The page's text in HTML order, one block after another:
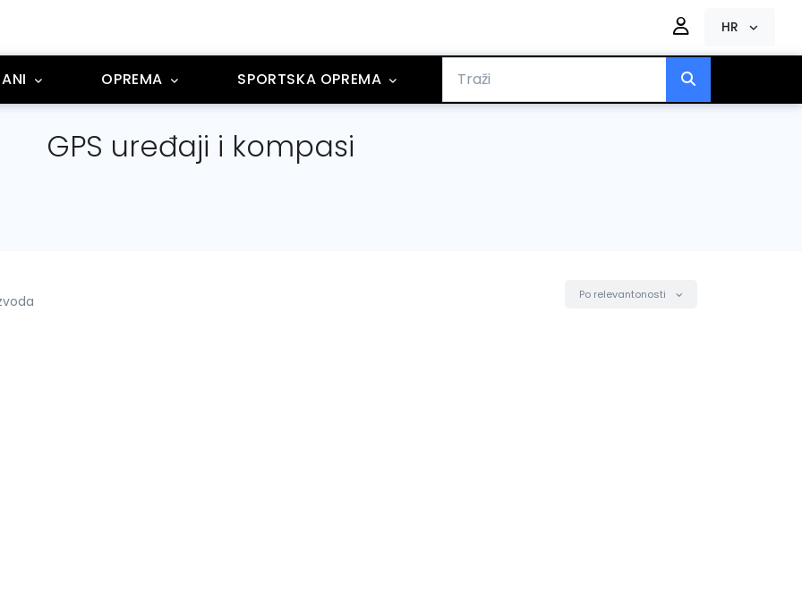
HR
OPREMA SPORTSKA OPREMA
GPS uređaji i kompasi
Po relevantonosti